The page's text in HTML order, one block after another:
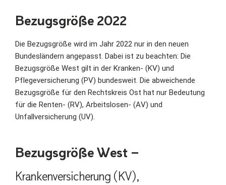
Bezugsgröße 2022
Die Bezugsgröße wird im Jahr 2022 nur in den neuen
Bundesländern angepasst. Dabei ist zu beachten: Die
Bezugsgröße West gilt in der Kranken- (KV) und
Pflegeversicherung (PV) bundesweit. Die abweichende
Bezugsgröße für den Rechtskreis Ost hat nur Bedeutung
für die Renten- (RV), Arbeitslosen- (AV) und
Unfallversicherung (UV).
Bezugsgröße West –
Krankenversicherung (KV),